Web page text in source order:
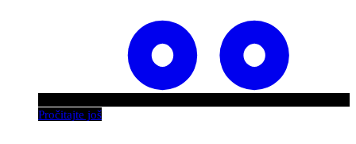
Pročitajte još